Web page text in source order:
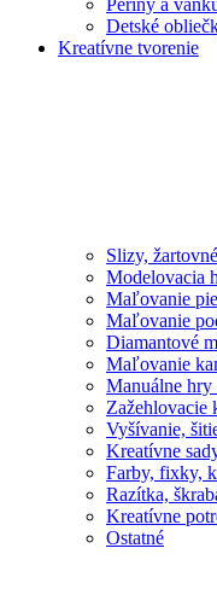
Periny a
Detské
Kreatívne tvorenie
Slizy,
Modelovacia
Maľovanie
Maľovanie
Diamantové
Maľovanie
Manuálne
Zažehlovacie
Vyšívanie,
Kreatívne
Farby, fixky,
Razítka,
Kreatívne
Ostatné